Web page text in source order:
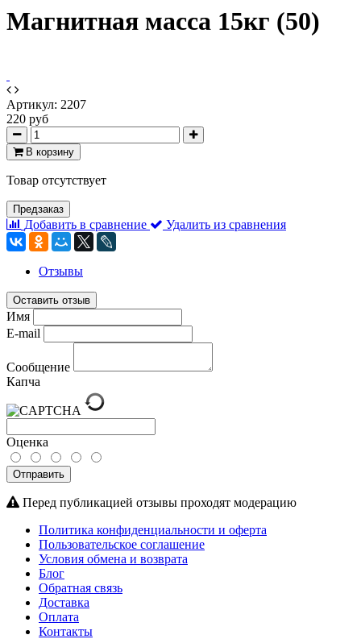
Магнитная масса 15кг (50)
Артикул: 2207
220 руб
В корзину
Товар отсутствует
Предзаказ
Добавить в сравнение Удалить из сравнения
Отзывы
Оставить отзыв
Имя
E-mail
Сообщение
Капча
Оценка
Отправить
Перед публикацией отзывы проходят модерацию
Политика конфиденциальности и оферта
Пользовательское соглашение
Условия обмена и возврата
Блог
Обратная связь
Доставка
Оплата
Контакты